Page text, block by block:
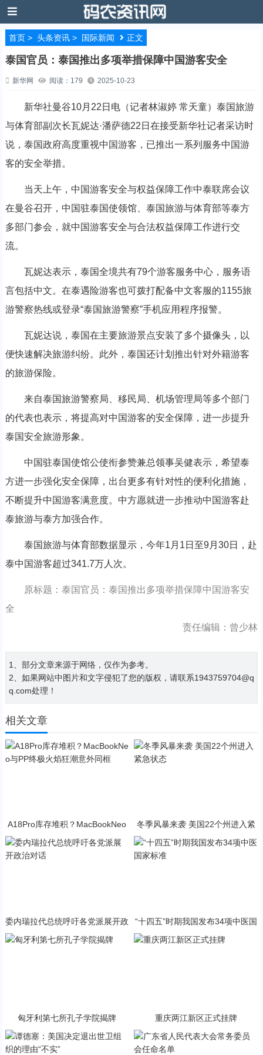
首页> 头条资讯> 国际新闻 正文
泰国官员：泰国推出多项举措保障中国游客安全
新华网 阅读：179 2025-10-23
新华社曼谷10月22日电（记者林淑婷 常天童）泰国旅游
与体育部副次长瓦妮达·潘萨德22日在接受新华社记者采访时
说，泰国政府高度重视中国游客，已推出一系列服务中国游
客的安全举措。
当天上午，中国游客安全与权益保障工作中泰联席会议
在曼谷召开，中国驻泰国使领馆、泰国旅游与体育部等泰方
多部门参会，就中国游客安全与合法权益保障工作进行交
流。
瓦妮达表示，泰国全境共有79个游客服务中心，服务语
言包括中文。在泰遇险游客也可拨打配备中文客服的1155旅
游警察热线或登录“泰国旅游警察”手机应用程序报警。
瓦妮达说，泰国在主要旅游景点安装了多个摄像头，以
便快速解决旅游纠纷。此外，泰国还计划推出针对外籍游客
的旅游保险。
来自泰国旅游警察局、移民局、机场管理局等多个部门
的代表也表示，将提高对中国游客的安全保障，进一步提升
泰国安全旅游形象。
中国驻泰国使馆公使衔参赞兼总领事吴健表示，希望泰
方进一步强化安全保障，出台更多有针对性的便利化措施，
不断提升中国游客满意度。中方愿就进一步推动中国游客赴
泰旅游与泰方加强合作。
泰国旅游与体育部数据显示，今年1月1日至9月30日，赴
泰中国游客超过341.7万人次。
原标题：泰国官员：泰国推出多项举措保障中国游客安
全
责任编辑：曾少林
1、部分文章来源于网络，仅作为参考。
2、如果网站中图片和文字侵犯了您的版权，请联系1943759704@q
q.com处理！
相关文章
A18Pro库存堆积？MacBookNeo
与PP终极火焰狂潮意外同框
冬季风暴来袭 美国22个州进入紧
急状态
委内瑞拉代总统呼吁各党派展开政
“十四五”时期我国发布34项中医国
匈牙利第七所孔子学院揭牌 重庆两江新区正式挂牌